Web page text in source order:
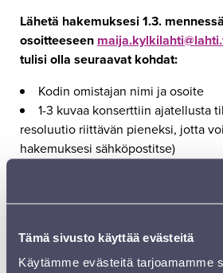
Tämä sivusto käyttää evästeitä
Käytämme evästeitä tarjoamamme
Lähetä hakemuksesi 1.3. mennessä
osoitteeseen
tulisi olla seuraavat kohdat:
Kodin omistajan nimi ja osoite
1-3 kuvaa konserttiin ajatellusta
resoluutio riittävän pieneksi, jotta
hakemuksesi sähköpostitse)
Pieni tarina siitä, miksi haluaisit
Flyygeli ei ole pakollinen, mutta
flyygeli, ilmoita hakiessasi soittimen